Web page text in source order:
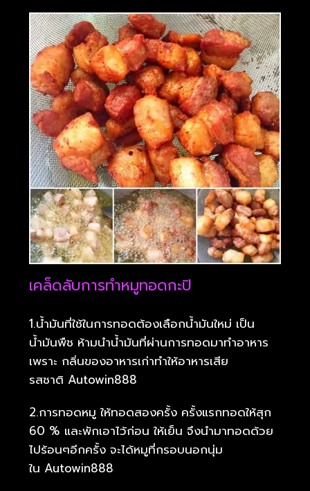
เคล็ดลับการทำหมูทอดกะปิ
1.น้ำมันที่ใช้ในการทอดต้องเลือกน้ำมันใหม่ เป็น
น้ำมันพืช ห้ามนำน้ำมันที่ผ่านการทอดมาทำอาหาร
เพราะ กลิ่นของอาหารเก่าทำให้อาหารเสีย
รสชาติ Autowin888
2.การทอดหมู ให้ทอดสองครั้ง ครั้งแรกทอดให้สุก
60 % และพักเอาไว้ก่อน ให้เย็น จึงนำมาทอดด้วย
ไปร้อนๆอีกครั้ง จะได้หมูที่กรอบนอกนุ่ม
ใน Autowin888